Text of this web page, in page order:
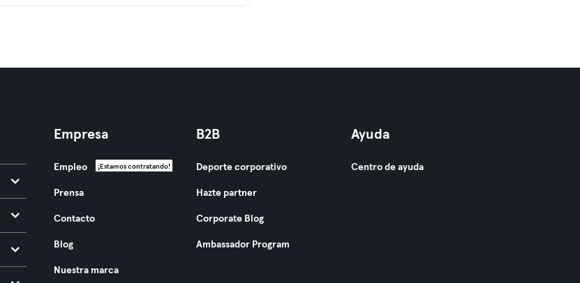
Empresa
Empleo ¡Estamos contratando!
Prensa
Contacto
Blog
Nuestra marca
B2B
Deporte corporativo
Hazte partner
Corporate Blog
Ambassador Program
Ayuda
Centro de ayuda